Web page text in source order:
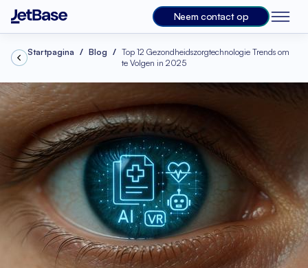
Neem contact op
Startpagina Blog
Top 12 Gezondheidszorgtechnologie Trends om
te Volgen in 2025